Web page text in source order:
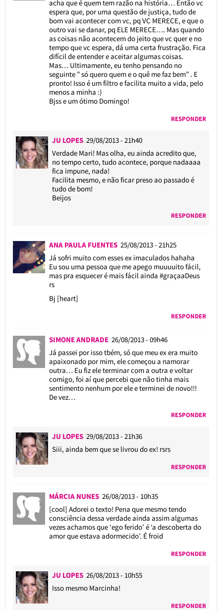
acha que é quem tem razão na história… Então vc
espera que, por uma questão de justiça, tudo de
bom vai acontecer com vc, pq VC MERECE, e que o
outro vai se danar, pq ELE MERECE…. Mas quando
as coisas não acontecem do jeito que vc quer e no
tempo que vc espera, dá uma certa frustração. Fica
difícil de entender e aceitar algumas coisas.
Mas… Ultimamente, eu tenho pensando no
seguinte ” só quero quem e o quê me faz bem” . E
pronto! Isso é um filtro e facilita muito a vida, pelo
menos a minha :)
Bjss e um ótimo Domingo!
RESPONDER
JU LOPES 29/08/2013 - 21h40
Verdade Mari! Mas olha, eu ainda acredito que,
no tempo certo, tudo acontece, porque nadaaaa
fica impune, nada!
Facilita mesmo, e não ficar preso ao passado é
tudo de bom!
Beijos
RESPONDER
ANA PAULA FUENTES 25/08/2013 - 21h25
Já sofri muito com esses ex imaculados hahaha
Eu sou uma pessoa que me apego muuuuito fácil,
mas pra esquecer é mais fácil ainda #graçaaDeus
rs
Bj [heart]
RESPONDER
SIMONE ANDRADE 26/08/2013 - 09h46
Já passei por isso tbém, só que meu ex era muito
apaixonado por mim, ele começou a namorar
outra… Eu fiz ele terminar com a outra e voltar
comigo, foi aí que percebi que não tinha mais
sentimento nenhum por ele e terminei de novo!!!
De vez…
RESPONDER
JU LOPES 29/08/2013 - 21h36
Siii, ainda bem que se livrou do ex! rsrs
RESPONDER
MÁRCIA NUNES 26/08/2013 - 10h35
[cool] Adorei o texto! Pena que mesmo tendo
consciência dessa verdade ainda assim algumas
vezes achamos que ‘ego ferido’ é ‘a descoberta do
amor que estava adormecido’. É froid
RESPONDER
JU LOPES 26/08/2013 - 10h55
Isso mesmo Marcinha!
RESPONDER